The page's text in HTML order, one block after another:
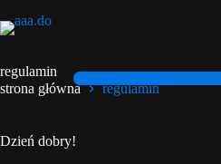
do
treści
regulamin
strona główna
regulamin
Dzień dobry!